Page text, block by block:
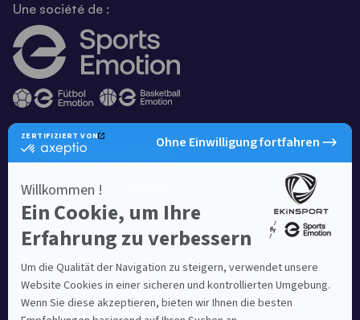
Une société de :
Equipementier sportif leader en France depuis plus de
10 ans, Ekinsport a été distingué par la rédaction de
Capital dans son classement des « Meilleurs sites de
commerce en ligne 2024 », catégorie Sportswear.